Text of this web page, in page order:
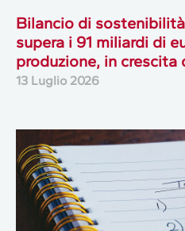
Bilancio di
supera i 91 miliardi di
produzione, in crescita
13 Luglio 2026